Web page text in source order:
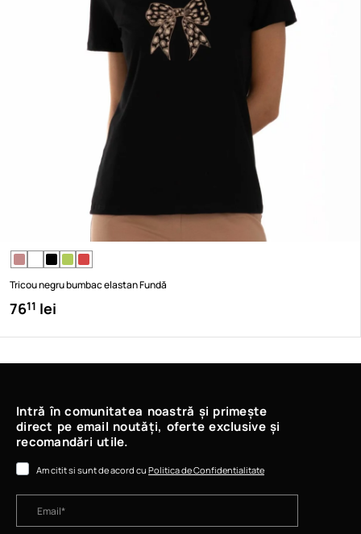
Tricou negru bumbac elastan Fundă
7611 lei
Intră în comunitatea noastră și primește
direct pe email noutăți, oferte exclusive și
recomandări utile.
Am citit si sunt de acord cu Politica de Confidentialitate